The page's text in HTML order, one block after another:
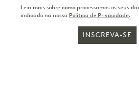
Leia mais sobre como processamos os seus
indicado na nossa Política de Privacidade.
INSCREVA-SE